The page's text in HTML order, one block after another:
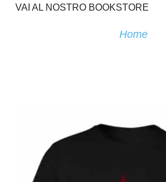
VAI AL NOSTRO BOOKSTORE
Home